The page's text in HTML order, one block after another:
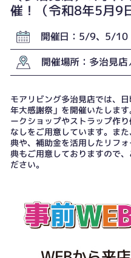
催！（令和8年5月9
開催日：5/9、5/10
開催場所：多治見
モアリビング多治見店では、
年大感謝祭」を開催いたしま
ークショップやストラップ作
なしをご用意しています。ま
典や、補助金を活用したリフ
典もご用意しておりますので
ださい。